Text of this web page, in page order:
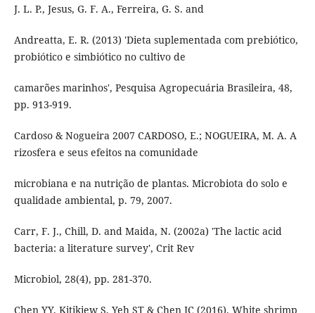
J. L. P., Jesus, G. F. A., Ferreira, G. S. and
Andreatta, E. R. (2013) 'Dieta suplementada com prebiótico,
probiótico e simbiótico no cultivo de
camarões marinhos', Pesquisa Agropecuária Brasileira, 48,
pp. 913-919.
Cardoso & Nogueira 2007 CARDOSO, E.; NOGUEIRA, M. A. A
rizosfera e seus efeitos na comunidade
microbiana e na nutrição de plantas. Microbiota do solo e
qualidade ambiental, p. 79, 2007.
Carr, F. J., Chill, D. and Maida, N. (2002a) 'The lactic acid
bacteria: a literature survey', Crit Rev
Microbiol, 28(4), pp. 281-370.
Chen YY, Kitikiew S, Yeh ST & Chen JC (2016). White shrimp